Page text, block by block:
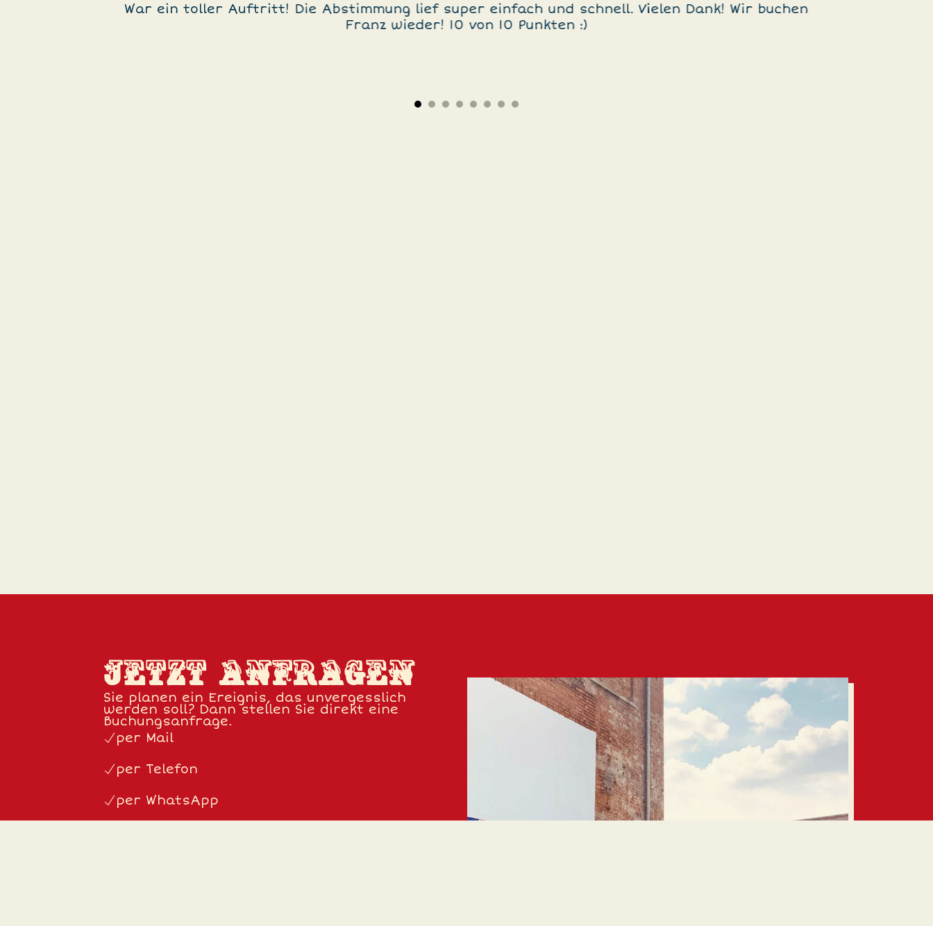
War ein toller Auftritt! Die Abstimmung lief super einfach und schnell. Vielen Dank! Wir buchen
Franz wieder! 10 von 10 Punkten :)
JETZT ANFRAGEN
Sie planen ein Ereignis, das unvergesslich
werden soll? Dann stellen Sie direkt eine
Buchungsanfrage.
per Mail
per Telefon
per WhatsApp